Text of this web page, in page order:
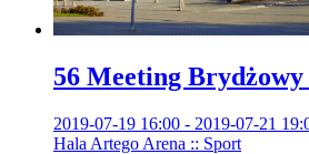
56 Meeting
2019-07-19 16:00 - 2019-07-21
Hala Artego Arena :: Sport